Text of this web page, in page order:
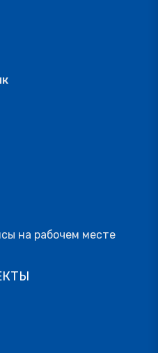
на рабочем месте